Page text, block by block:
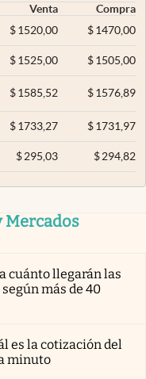
Venta
Compra
$ 1520,00 $1470,00
$ 1525,00 $1505,00
$ 1585,52 $1576,89
$ 1733,27 $1731,97
$ 295,03 $294,82
Mercados
cuánto llegarán las
más de 40
es la cotización del
minuto